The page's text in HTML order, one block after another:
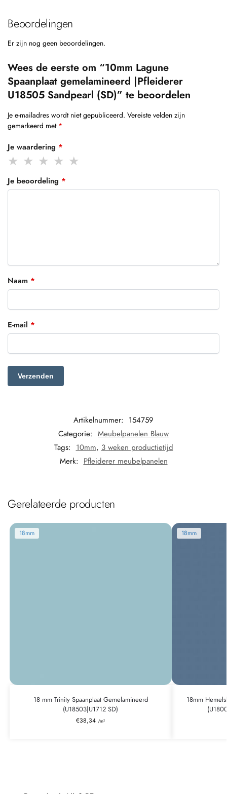
Beoordelingen
Er zijn nog geen beoordelingen.
Wees de eerste om “10mm Lagune
Spaanplaat gemelamineerd |Pfleiderer
U18505 Sandpearl (SD)” te beoordelen
Je e-mailadres wordt niet gepubliceerd. Vereiste velden zijn
gemarkeerd met *
Je waardering *
Je beoordeling *
Naam *
E-mail *
Artikelnummer: 154759
Categorie: Meubelpanelen Blauw
Tags: 10mm, 3 weken productietijd
Merk: Pfleiderer meubelpanelen
Gerelateerde producten
18mm
18 mm Trinity Spaanplaat Gemelamineerd
(U18503|U1712 SD)
€38,34 /m²
18mm
18mm